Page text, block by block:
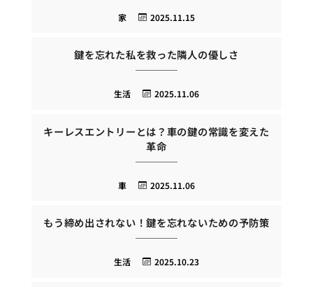
2025.11.15
家
鍵を忘れた私を救った隣人の優しさ
2025.11.06
生活
キーレスエントリーとは？車の鍵の常識を変えた
革命
2025.11.06
車
もう締め出されない！鍵を忘れないための予防策
2025.10.23
生活